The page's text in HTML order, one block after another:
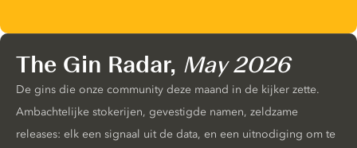
The Gin Radar, May 2026
De gins die onze community deze maand in de kijker zette.
Ambachtelijke stokerijen, gevestigde namen, zeldzame
releases: elk een signaal uit de data, en een uitnodiging om te